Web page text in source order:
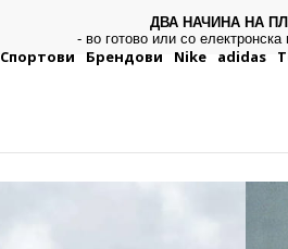
CLICK &
Платете со картичка online и
ваш избор
Спортови Брендови Nike adidas